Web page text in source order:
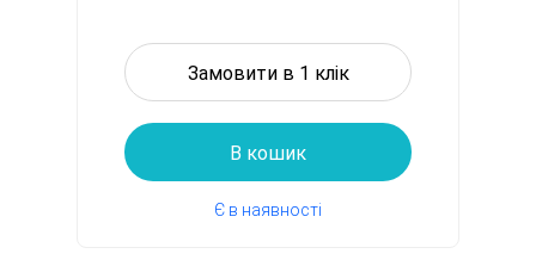
Замовити в 1 клік
В кошик
Є в наявності